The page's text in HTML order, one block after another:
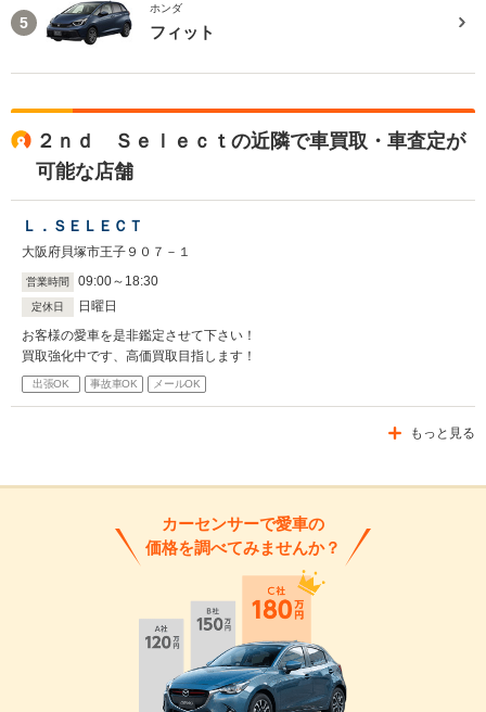
5
ホンダ
フィット
２ｎｄ Ｓｅｌｅｃｔの近隣で車買取・車査定が
可能な店舗
Ｌ．ＳＥＬＥＣＴ
大阪府貝塚市王子９０７－１
営業時間 09:00～ 18:30
定休日
日曜日
お客様の愛車を是非鑑定させて下さい！
買取強化中です、高価買取目指します！
出張OK 事故車OK メールOK
もっと見る
カーセンサーで愛車の
価格を調べてみませんか？